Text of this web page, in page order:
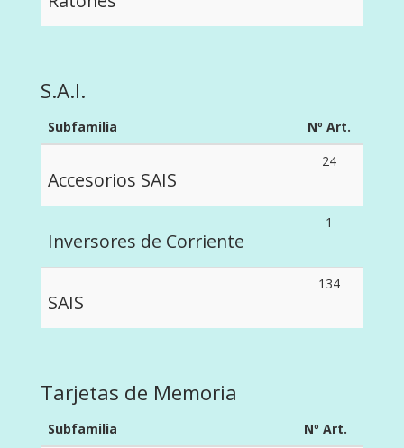
S.A.I.
Subfamilia Nº Art.
Accesorios SAIS
24
Inversores de Corriente
1
SAIS
134
Tarjetas de Memoria
Subfamilia Nº Art.